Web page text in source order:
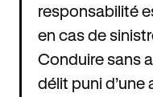
responsabilité
en cas de
Conduire sans
délit puni